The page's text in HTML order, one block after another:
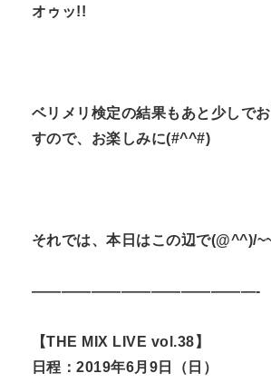
オゥッ!!
ベリメリ検定の結果もあと少しで
すので、お楽しみに(#^^#)
それでは、本日はこの辺で(@^^)/
———————————————-
【THE MIX LIVE vol.38】
日程：2019年6月9日（日）